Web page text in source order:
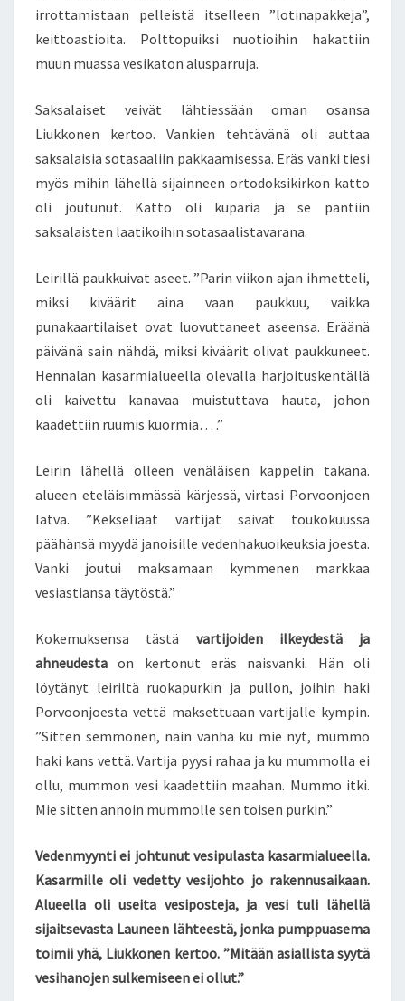
irrottamistaan pelleistä itselleen ”lotinapakkeja”,
keittoastioita. Polttopuiksi nuotioihin hakattiin
muun muassa vesikaton alusparruja.
Saksalaiset veivät lähtiessään oman osansa
Liukkonen kertoo. Vankien tehtävänä oli auttaa
saksalaisia sotasaaliin pakkaamisessa. Eräs vanki tiesi
myös mihin lähellä sijainneen ortodoksikirkon katto
oli joutunut. Katto oli kuparia ja se pantiin
saksalaisten laatikoihin sotasaalistavarana.
Leirillä paukkuivat aseet. ”Parin viikon ajan ihmetteli,
miksi kiväärit aina vaan paukkuu, vaikka
punakaartilaiset ovat luovuttaneet aseensa. Eräänä
päivänä sain nähdä, miksi kiväärit olivat paukkuneet.
Hennalan kasarmialueella olevalla harjoituskentällä
oli kaivettu kanavaa muistuttava hauta, johon
kaadettiin ruumis kuormia… .”
Leirin lähellä olleen venäläisen kappelin takana.
alueen eteläisimmässä kärjessä, virtasi Porvoonjoen
latva. ”Kekseliäät vartijat saivat toukokuussa
päähänsä myydä janoisille vedenhakuoikeuksia joesta.
Vanki joutui maksamaan kymmenen markkaa
vesiastiansa täytöstä.”
Kokemuksensa tästä vartijoiden ilkeydestä ja
ahneudesta on kertonut eräs naisvanki. Hän oli
löytänyt leiriltä ruokapurkin ja pullon, joihin haki
Porvoonjoesta vettä maksettuaan vartijalle kympin.
”Sitten semmonen, näin vanha ku mie nyt, mummo
haki kans vettä. Vartija pyysi rahaa ja ku mummolla ei
ollu, mummon vesi kaadettiin maahan. Mummo itki.
Mie sitten annoin mummolle sen toisen purkin.”
Vedenmyynti ei johtunut vesipulasta kasarmialueella.
Kasarmille oli vedetty vesijohto jo rakennusaikaan.
Alueella oli useita vesiposteja, ja vesi tuli lähellä
sijaitsevasta Launeen lähteestä, jonka pumppuasema
toimii yhä, Liukkonen kertoo. ”Mitään asiallista syytä
vesihanojen sulkemiseen ei ollut.”